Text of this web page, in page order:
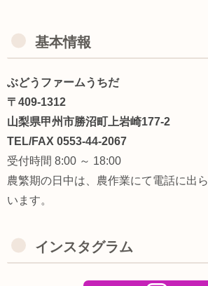
基本情報
ぶどうファームうちだ
〒409-1312
山梨県甲州市勝沼町上岩崎177-2
TEL/FAX 0553-44-2067
受付時間 8:00 ～ 18:00
農繁期の日中は、農作業にて電話に出
います。
インスタグラム